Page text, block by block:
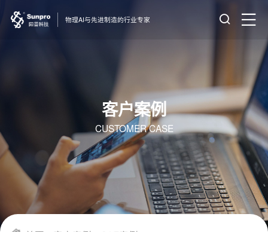
物理AI与先进制造的行业专家
客户案例
CUSTOMER CASE